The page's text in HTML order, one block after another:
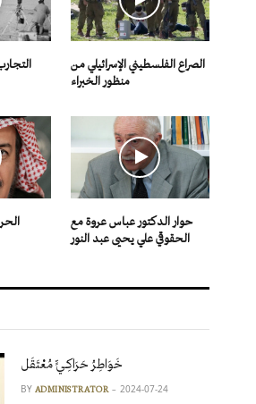
الصراع الفلسطيني الإسرائيلي من
منظور الخبراء
حوار الدكتور عباس عروة مع
الحقوقي علي يحيى عبد النور
خَوَاطِرُ حَرَاكِـيٍّ مُعْتَقَل
BY ADMINISTRATOR 2024-07-24